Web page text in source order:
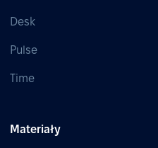
Desk
Pulse
Time
Materiały